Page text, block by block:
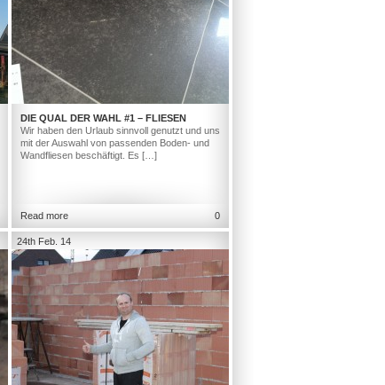
DIE QUAL DER WAHL #1 – FLIESEN
Wir haben den Urlaub sinnvoll genutzt und uns
mit der Auswahl von passenden Boden- und
Wandfliesen beschäftigt. Es […]
Read more 0
24th Feb. 14